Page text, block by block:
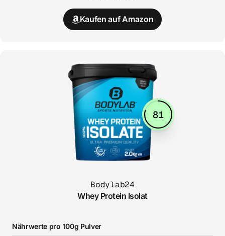
Kaufen auf Amazon
81
Bodylab24
Whey Protein Isolat
Nährwerte pro 100g Pulver